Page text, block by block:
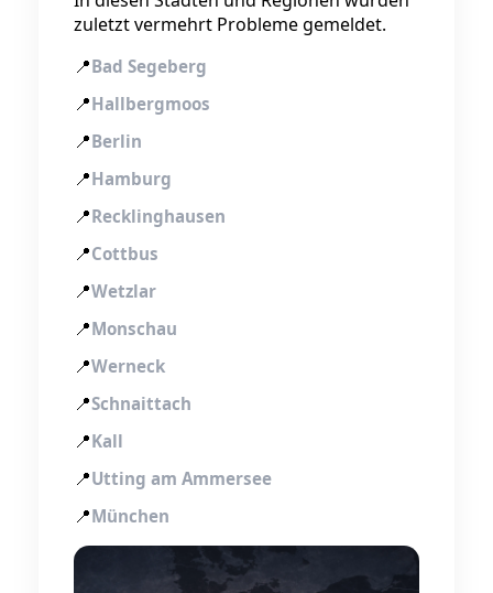
zuletzt vermehrt Probleme gemeldet.
📍Bad Segeberg
📍Hallbergmoos
📍Berlin
📍Hamburg
📍Recklinghausen
📍Cottbus
📍Wetzlar
📍Monschau
📍Werneck
📍Schnaittach
📍Kall
📍Utting am Ammersee
📍München